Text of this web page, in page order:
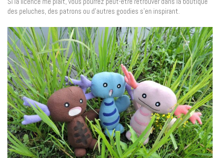
des peluches, des patrons ou d’autres goodies s’en inspirant.